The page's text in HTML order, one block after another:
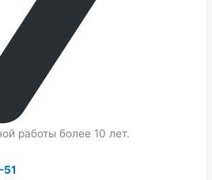
работы более 10 лет.
51